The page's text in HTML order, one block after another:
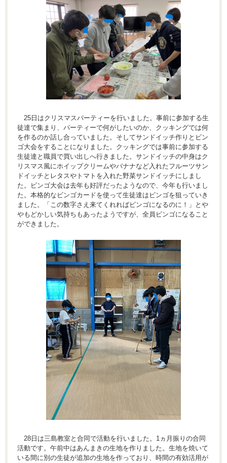
25日はクリスマスパーティーを行いました。事前に参加する生
徒達で集まり、パーティーで何がしたいのか、クッキングでは何
を作るのか話し合っていました。そしてサンドイッチ作りとビン
ゴ大会をすることになりました。クッキングでは事前に参加する
生徒達と職員で買い出しへ行きました。サンドイッチの中身はク
リスマス風にホイップクリームやバナナなど入れたフルーツサン
ドイッチとレタスやトマトを入れた野菜サンドイッチにしまし
た。ビンゴ大会は去年も好評だったようなので、今年も行いまし
た。本格的なビンゴカードを使って生徒達はビンゴを狙っていき
ました。「この数字さえ来てくれればビンゴになるのに！」とや
やもどかしい気持ちもあったようですが、全員ビンゴになること
ができました。
28日は三島教室と合同で活動を行いました。1ヵ月振りの合同
活動です。午前中はあんまきの生地を作りました。生地を焼いて
いる間に別の生徒が追加の生地を作っており、時間の有効活用が